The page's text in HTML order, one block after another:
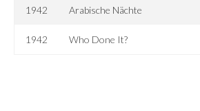
1942 Arabische Nächte
1942 Who Done It?